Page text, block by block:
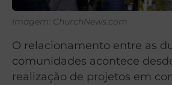
Imagem: ChurchNews.com
O relacionamento entre as
comunidades acontece
realização de projetos em